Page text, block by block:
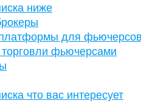
ниже
для
торговли фьючерсами
что вас интересует